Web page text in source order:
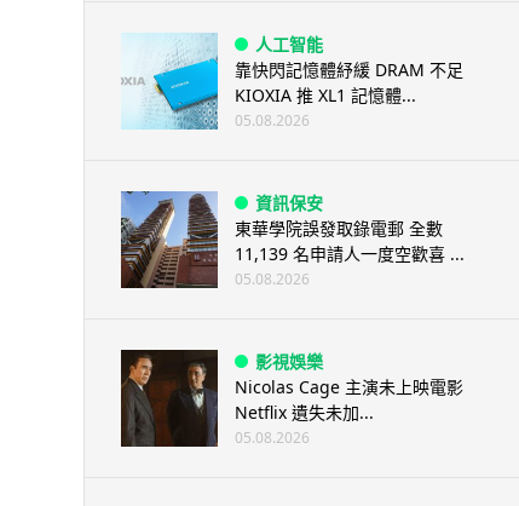
人工智能
靠快閃記憶體紓緩 DRAM 不足
KIOXIA 推 XL1 記憶體...
05.08.2026
資訊保安
東華學院誤發取錄電郵 全數
11,139 名申請人一度空歡喜 ...
05.08.2026
影視娛樂
Nicolas Cage 主演未上映電影
Netflix 遺失未加...
05.08.2026